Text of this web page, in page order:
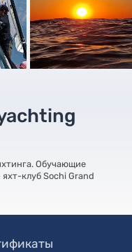
Обучающие
клуб Sochi Grand